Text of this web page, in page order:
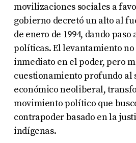
movilizaciones sociales a
gobierno decretó un alto al
de enero de 1994, dando
políticas. El levantamiento
inmediato en el poder, pero
cuestionamiento profundo al
económico neoliberal,
movimiento político que
contrapoder basado en la
indígenas.